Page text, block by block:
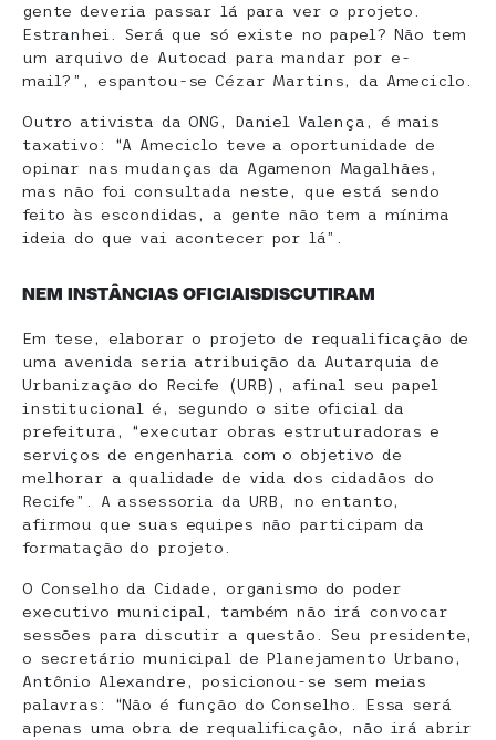
gente deveria passar lá para ver o projeto.
Estranhei. Será que só existe no papel? Não tem
um arquivo de Autocad para mandar por e-
mail?”, espantou-se Cézar Martins, da Ameciclo.
Outro ativista da ONG, Daniel Valença, é mais
taxativo: “A Ameciclo teve a oportunidade de
opinar nas mudanças da Agamenon Magalhães,
mas não foi consultada neste, que está sendo
feito às escondidas, a gente não tem a mínima
ideia do que vai acontecer por lá”.
NEM INSTÂNCIAS OFICIAISDISCUTIRAM
Em tese, elaborar o projeto de requalificação de
uma avenida seria atribuição da Autarquia de
Urbanização do Recife (URB), afinal seu papel
institucional é, segundo o site oficial da
prefeitura, “executar obras estruturadoras e
serviços de engenharia com o objetivo de
melhorar a qualidade de vida dos cidadãos do
Recife”. A assessoria da URB, no entanto,
afirmou que suas equipes não participam da
formatação do projeto.
O Conselho da Cidade, organismo do poder
executivo municipal, também não irá convocar
sessões para discutir a questão. Seu presidente,
o secretário municipal de Planejamento Urbano,
Antônio Alexandre, posicionou-se sem meias
palavras: “Não é função do Conselho. Essa será
apenas uma obra de requalificação, não irá abrir